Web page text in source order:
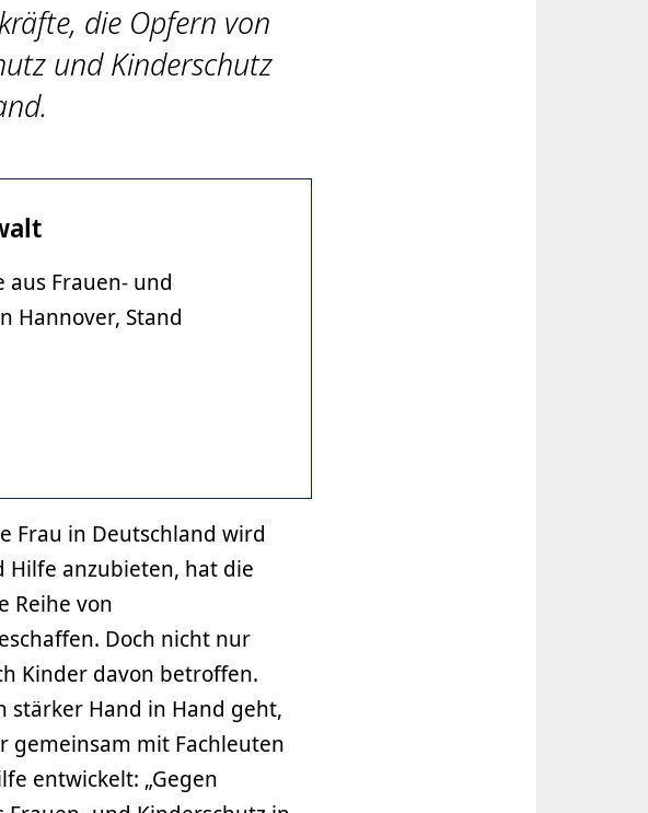
die Opfern von
und Kinderschutz
Frauen- und
Hannover, Stand
Frau in Deutschland wird
Hilfe anzubieten, hat die
Reihe von
Doch nicht nur
Kinder davon betroffen.
stärker Hand in Hand geht,
gemeinsam mit Fachleuten
entwickelt: „Gegen